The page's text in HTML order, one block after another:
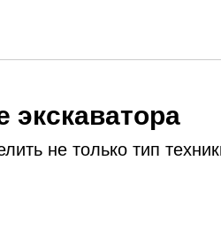
экскаватора
не только тип